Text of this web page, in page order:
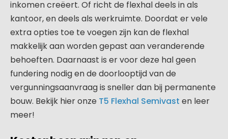
inkomen creëert. Of richt de flexhal deels in als
kantoor, en deels als werkruimte. Doordat er vele
extra opties toe te voegen zijn kan de flexhal
makkelijk aan worden gepast aan veranderende
behoeften. Daarnaast is er voor deze hal geen
fundering nodig en de doorlooptijd van de
vergunningsaanvraag is sneller dan bij permanente
bouw. Bekijk hier onze T5 Flexhal Semivast en leer
meer!